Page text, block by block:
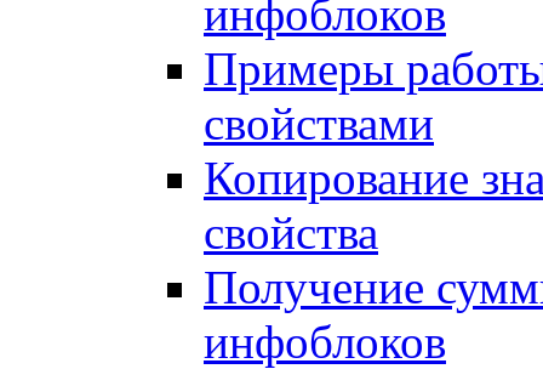
инфоблоков
Примеры
свойствами
Копирование
свойства
Получение
инфоблоков